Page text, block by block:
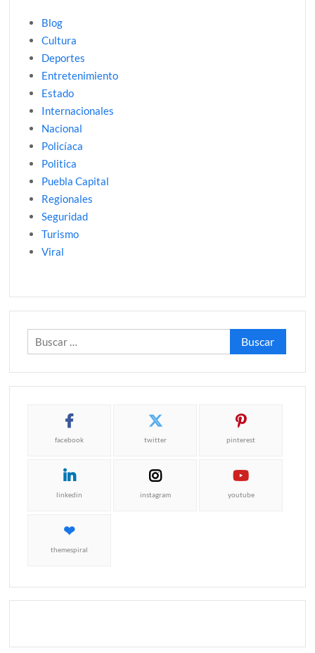
Blog
Cultura
Deportes
Entretenimiento
Estado
Internacionales
Nacional
Policíaca
Politica
Puebla Capital
Regionales
Seguridad
Turismo
Viral
Buscar:
facebook twitter pinterest
linkedin instagram youtube
themespiral